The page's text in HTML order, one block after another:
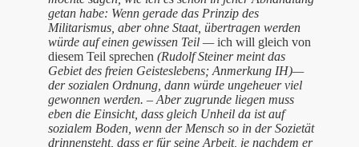
getan habe: Wenn gerade das Prinzip des
Militarismus, aber ohne Staat, übertragen werden
würde auf einen gewissen Teil —ich will gleich von
diesem Teil sprechen (Rudolf Steiner meint das
Gebiet des freien Geisteslebens; Anmerkung IH)—
der sozialen Ordnung, dann würde ungeheuer viel
gewonnen werden. – Aber zugrunde liegen muss
eben die Einsicht, dass gleich Unheil da ist auf
sozialem Boden, wenn der Mensch so in der Sozietät
drinnensteht, dass er für seine Arbeit, je nachdem er